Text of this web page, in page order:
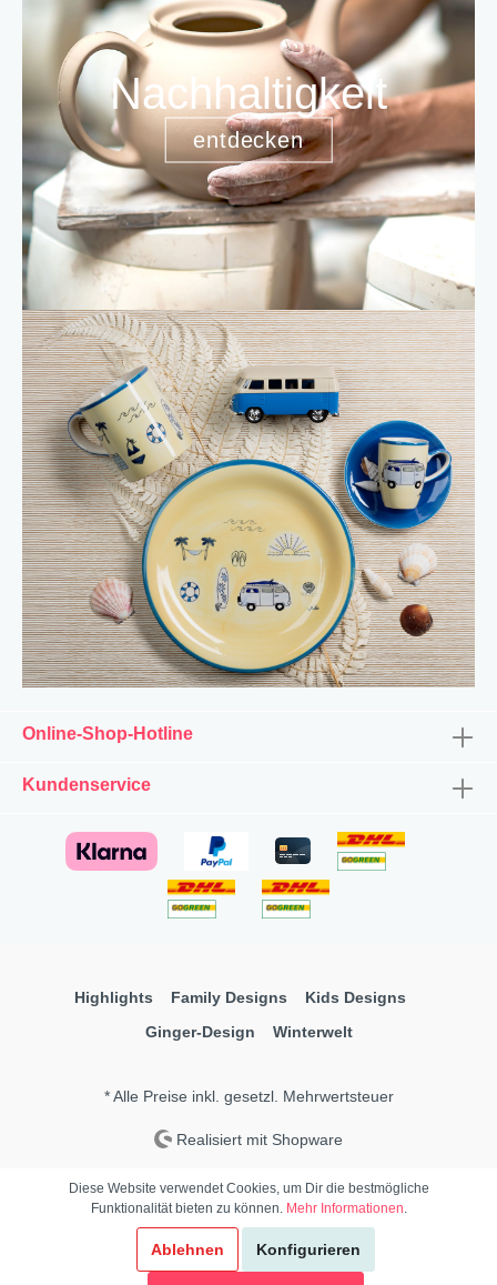
Nachhaltigkeit
entdecken
Online-Shop-Hotline
Kundenservice
Highlights Family Designs
Kids Designs
Ginger-Design
Winterwelt
* Alle Preise inkl. gesetzl. Mehrwertsteuer
Realisiert mit Shopware
Diese Website verwendet Cookies, um Dir die bestmögliche
Funktionalität bieten zu können. Mehr Informationen.
Ablehnen Konfigurieren